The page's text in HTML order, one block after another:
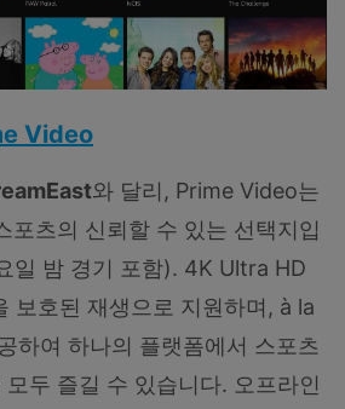
Video
와 달리, Prime Video는
포츠의 신뢰할 수 있는 선택지입
일 밤 경기 포함). 4K Ultra HD
보호된 재생으로 지원하며, à la
하여 하나의 플랫폼에서 스포츠
두 즐길 수 있습니다. 오프라인